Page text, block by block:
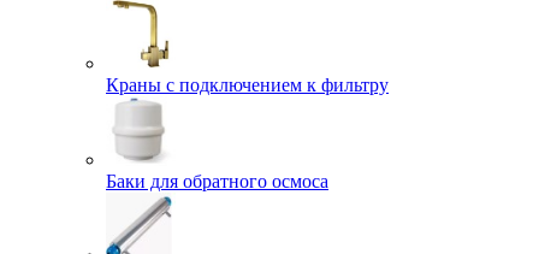
Краны с подключением к фильтру
Баки для обратного осмоса